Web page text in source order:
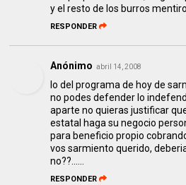
y el resto de los burros
RESPONDER
Anónimo abril 14, 2008
lo del programa de hoy de
no podes defender lo
aparte no quieras justificar
estatal haga su negocio
para beneficio propio
vos sarmiento querido,
no??......
RESPONDER